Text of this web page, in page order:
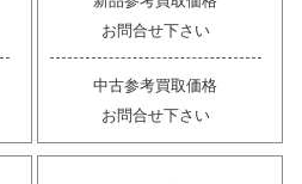
お問合せ下さい
中古参考買取価格
お問合せ下さい